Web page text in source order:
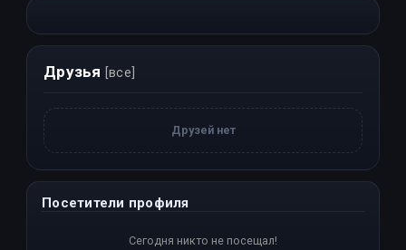
Друзья [все]
Друзей нет
Посетители профиля
Сегодня никто не посещал!